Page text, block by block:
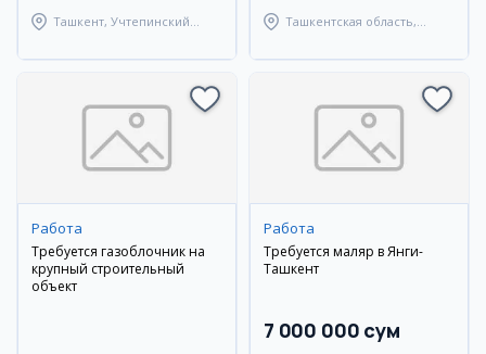
Ташкент, Учтепинский
Ташкентская область,
Работа
Требуется газоблочник на
крупный строительный
объект
Работа
Требуется маляр в Янги-
Ташкент
7 000 000 сум